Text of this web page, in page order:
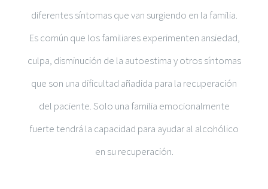
diferentes síntomas que van surgiendo en la familia.
Es común que los familiares experimenten ansiedad,
culpa, disminución de la autoestima y otros síntomas
que son una dificultad añadida para la recuperación
del paciente. Solo una familia emocionalmente
fuerte tendrá la capacidad para ayudar al alcohólico
en su recuperación.